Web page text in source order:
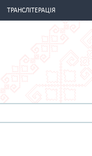
ТРАНСЛІТЕРАЦІЯ